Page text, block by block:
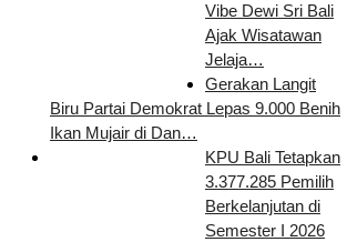
Vibe Dewi Sri Bali
Ajak Wisatawan
Jelaja…
Gerakan Langit
Biru Partai Demokrat Lepas 9.000 Benih
Ikan Mujair di Dan…
KPU Bali Tetapkan
3.377.285 Pemilih
Berkelanjutan di
Semester I 2026